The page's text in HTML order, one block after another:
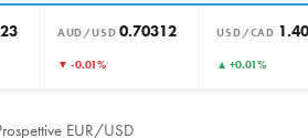
AUD/USD 0.70312
▼ -0.01%
USD/CAD
▲ +0.01%
EUR/USD